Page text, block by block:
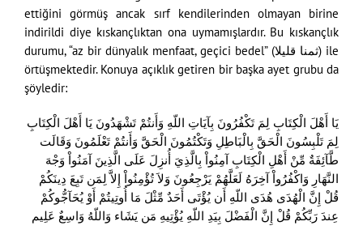
ettiğini görmüş ancak sırf kendilerinden olmayan birine
indirildi diye kıskançlıktan ona uymamışlardır. Bu kıskançlık
durumu, “az bir dünyalık menfaat, geçici bedel” (ثمنا قليلا) ile
örtüşmektedir. Konuya açıklık getiren bir başka ayet grubu da
şöyledir:
يَا أَهْلَ الْكِتَابِ لِمَ تَكْفُرُونَ بِآيَاتِ اللّهِ وَأَنتُمْ تَشْهَدُونَ يَا أَهْلَ الْكِتَابِ
لِمَ تَلْبِسُونَ الْحَقَّ بِالْبَاطِلِ وَتَكْتُمُونَ الْحَقَّ وَأَنتُمْ تَعْلَمُونَ وَقَالَت
طَّآئِفَةٌ مِّنْ أَهْلِ الْكِتَابِ آمِنُواْ بِالَّذِيَ أُنزِلَ عَلَى الَّذِينَ آمَنُواْ وَجْهَ
النَّهَارِ وَاكْفُرُواْ آخِرَهُ لَعَلَّهُمْ يَرْجِعُونَ وَلاَ تُؤْمِنُواْ إِلاَّ لِمَن تَبِعَ دِينَكُمْ
قُلْ إِنَّ الْهُدَى هُدَى اللّهِ أَن يُؤْتَى أَحَدٌ مِّثْلَ مَا أُوتِيتُمْ أَوْ يُحَآجُّوكُمْ
عِندَ رَبِّكُمْ قُلْ إِنَّ الْفَضْلَ بِيَدِ اللّهِ يُؤْتِيهِ مَن يَشَاء وَاللّهُ وَاسِعٌ عَلِيم